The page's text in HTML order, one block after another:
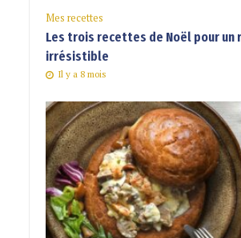
Mes recettes
Les trois recettes de Noël pour un
irrésistible
Il y a 8 mois